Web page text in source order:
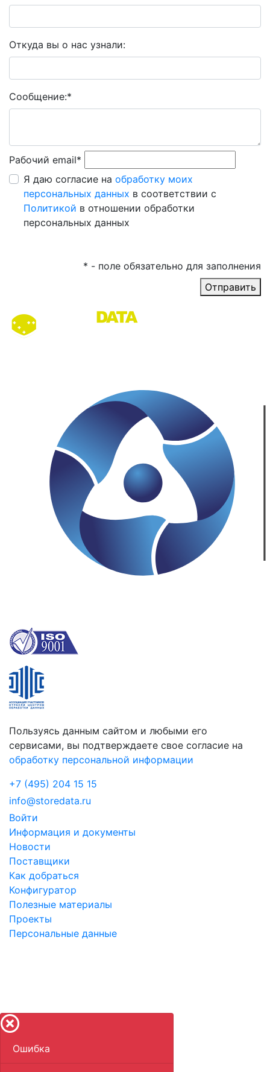
Откуда вы о нас узнали:
Сообщение:*
Рабочий email*
Я даю согласие на обработку моих
персональных данных в соответствии с
Политикой в отношении обработки
персональных данных
* - поле обязательно для заполнения
Отправить
Пользуясь данным сайтом и любыми его
сервисами, вы подтверждаете свое согласие на
обработку персональной информации
+7 (495) 204 15 15
info@storedata.ru
Войти
Информация и документы
Новости
Поставщики
Как добраться
Конфигуратор
Полезные материалы
Проекты
Персональные данные
Ошибка